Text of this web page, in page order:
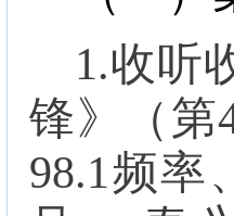
1.收听
锋》（第
98.1频率